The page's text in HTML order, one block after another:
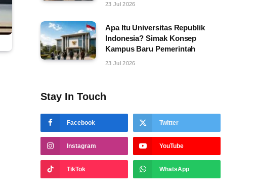
23 Jul 2026
Apa Itu Universitas Republik
Indonesia? Simak Konsep
Kampus Baru Pemerintah
23 Jul 2026
Stay In Touch
Facebook Twitter
Instagram YouTube
TikTok WhatsApp